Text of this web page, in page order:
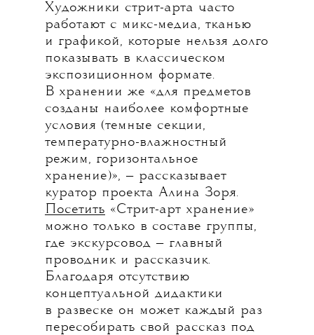
Художники стрит-арта часто
работают с микс-медиа, тканью
и графикой, которые нельзя долго
показывать в классическом
экспозиционном формате.
В хранении же «для предметов
созданы наиболее комфортные
условия (темные секции,
температурно-влажностный
режим, горизонтальное
хранение)», — рассказывает
куратор проекта Алина Зоря.
Посетить «Стрит-арт хранение»
можно только в составе группы,
где экскурсовод — главный
проводник и рассказчик.
Благодаря отсутствию
концептуальной дидактики
в развеске он может каждый раз
пересобирать свой рассказ под